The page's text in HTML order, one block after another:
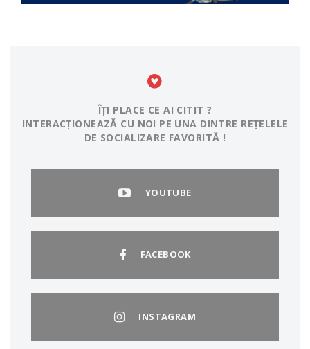
ÎȚI PLACE CE AI CITIT ?
INTERACȚIONEAZĂ CU NOI PE UNA DINTRE REȚELELE
DE SOCIALIZARE FAVORITĂ !
YOUTUBE
FACEBOOK
INSTAGRAM